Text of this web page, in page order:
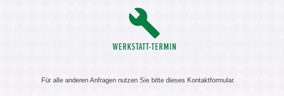
WERKSTATT-TERMIN
Für alle anderen Anfragen nutzen Sie bitte dieses Kontaktformular.